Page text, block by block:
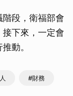
段，衛福部會
下來，一定會
動。
#財務